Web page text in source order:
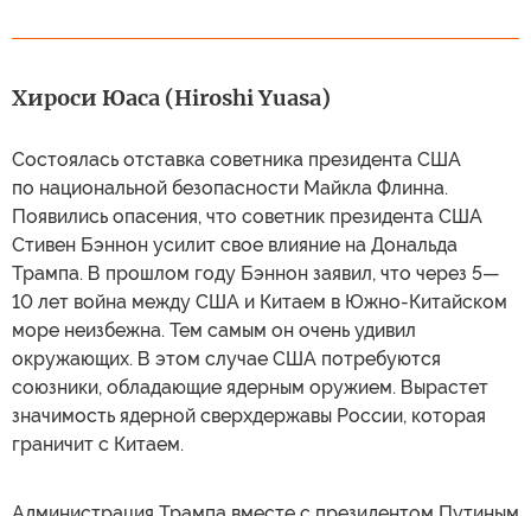
Хироси Юаса (Hiroshi Yuasa)
Состоялась отставка советника президента США
по национальной безопасности Майкла Флинна.
Появились опасения, что советник президента США
Стивен Бэннон усилит свое влияние на Дональда
Трампа. В прошлом году Бэннон заявил, что через 5—
10 лет война между США и Китаем в Южно-Китайском
море неизбежна. Тем самым он очень удивил
окружающих. В этом случае США потребуются
союзники, обладающие ядерным оружием. Вырастет
значимость ядерной сверхдержавы России, которая
граничит с Китаем.